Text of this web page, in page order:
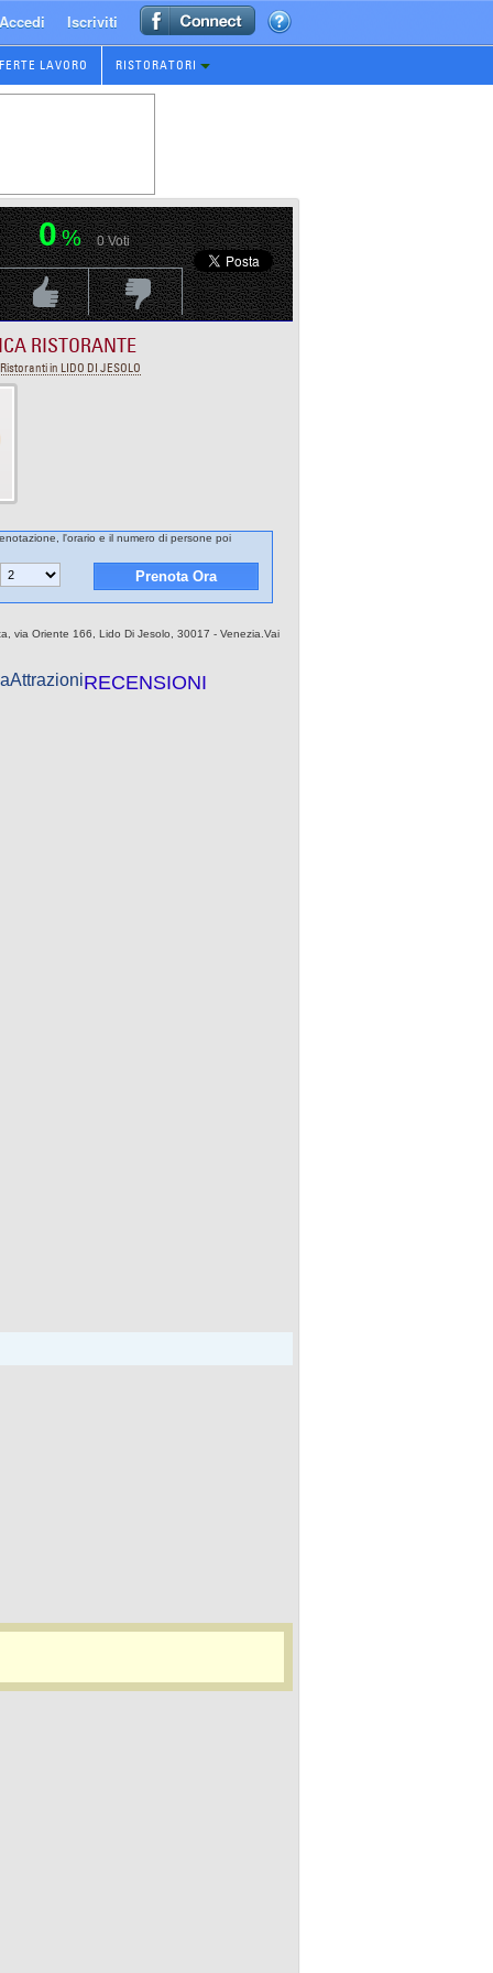
Accedi Iscriviti
LAVORO RISTORATORI
0% 0Voti
Voti PositivoVoti Negativo
RISTORANTE
Ristoranti in LIDO DI JESOLO
l'orario e il numero di persone poi
via Oriente 166, Lido Di Jesolo, 30017 - Venezia.Vai
AttrazioniRECENSIONI